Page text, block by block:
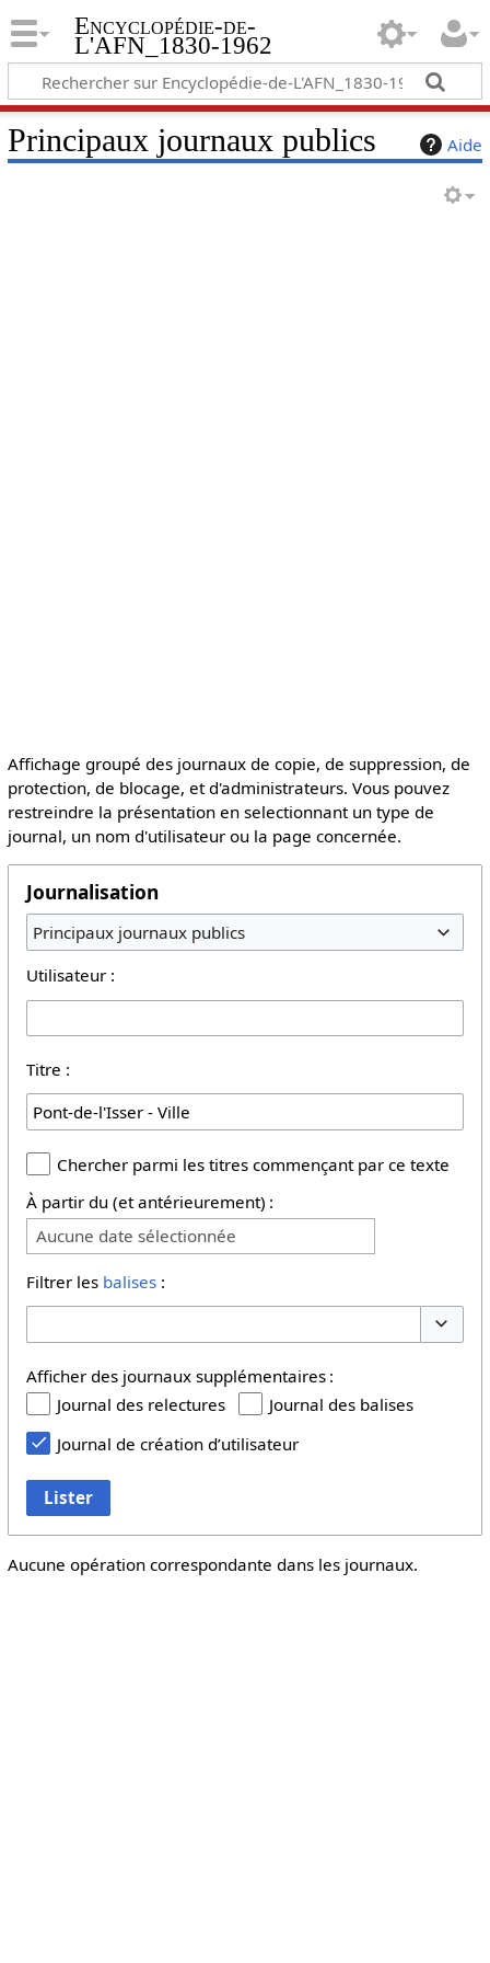
Encyclopédie-de-
L'AFN_1830-1962
Aide
Principaux journaux publics
Affichage groupé des journaux de copie, de suppression, de
protection, de blocage, et d'administrateurs. Vous pouvez
restreindre la présentation en selectionnant un type de
journal, un nom d'utilisateur ou la page concernée.
Journalisation
Principaux journaux publics
Utilisateur :
Titre :
Chercher parmi les titres commençant par ce texte
À partir du (et antérieurement) :
Aucune date sélectionnée
Filtrer les balises:
Afficher des journaux supplémentaires :
Journal des relectures
Journal des balises
Journal de création d’utilisateur
Lister
Aucune opération correspondante dans les journaux.